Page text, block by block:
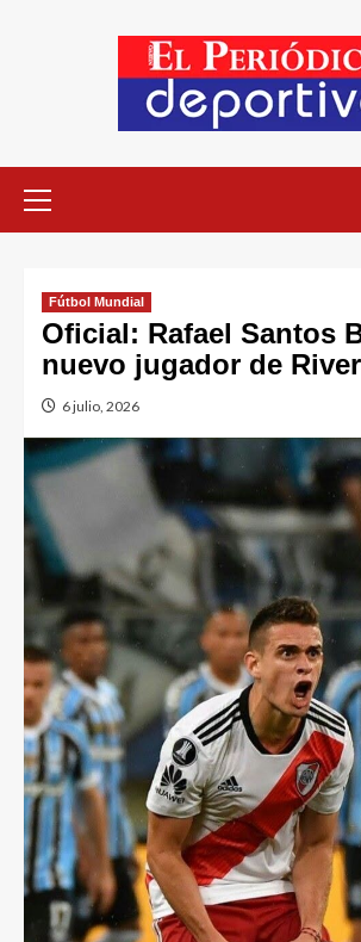
Fútbol Mundial
Oficial: Rafael Santos
nuevo jugador de
6 julio, 2026